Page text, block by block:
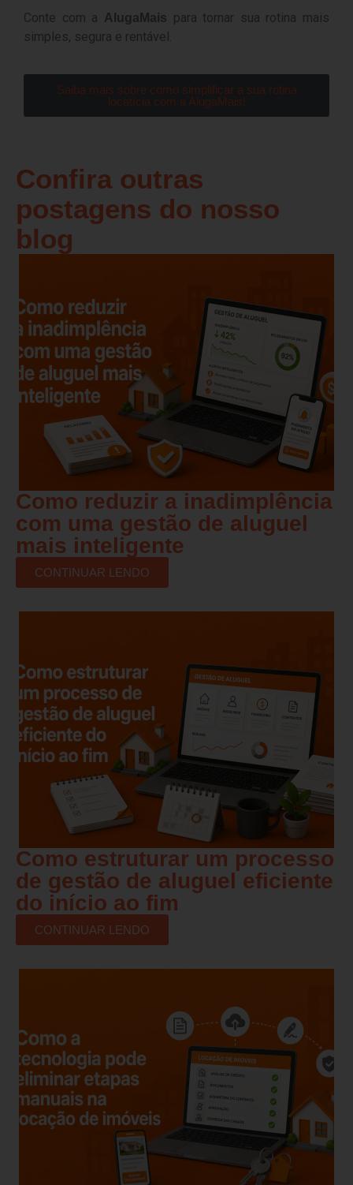
Conte com a AlugaMais para tornar sua rotina mais
simples, segura e rentável.
Saiba mais sobre como simplificar a sua rotina
locatícia com a AlugaMais!
Confira outras
postagens do nosso
blog
Como reduzir a inadimplência
com uma gestão de aluguel
mais inteligente
CONTINUAR LENDO
Como estruturar um processo
de gestão de aluguel eficiente
do início ao fim
CONTINUAR LENDO